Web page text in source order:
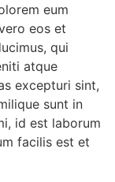
eum
eos et
qui
atque
excepturi sint,
sunt in
id est laborum
facilis est et